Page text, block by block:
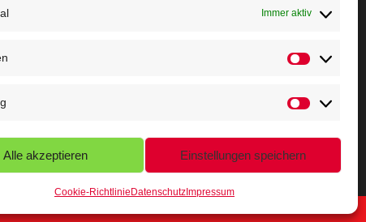
Immer aktiv
Alle akzeptieren Einstellungen speichern
Cookie-Richtlinie DatenschutzImpressum
Crosslauf
Camp